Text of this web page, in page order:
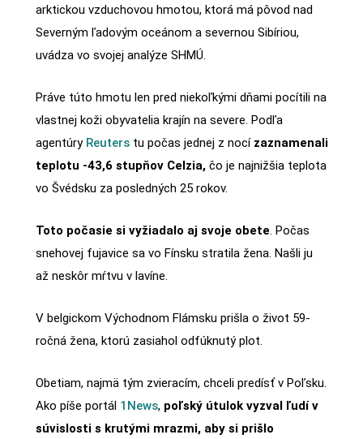
arktickou vzduchovou hmotou, ktorá má pôvod nad
Severným ľadovým oceánom a severnou Sibíriou,
uvádza vo svojej analýze SHMÚ.
Práve túto hmotu len pred niekoľkými dňami pocítili na
vlastnej koži obyvatelia krajín na severe. Podľa
agentúry Reuterstu počas jednej z nocí zaznamenali
teplotu -43,6 stupňov Celzia,čo je najnižšia teplota
vo Švédsku za posledných 25 rokov.
Toto počasie si vyžiadalo aj svoje obete. Počas
snehovej fujavice sa vo Fínsku stratila žena. Našli ju
až neskôr mŕtvu v lavíne.
V belgickom Východnom Flámsku prišla o život 59-
ročná žena, ktorú zasiahol odfúknutý plot.
Obetiam, najmä tým zvieracím, chceli predísť v Poľsku.
Ako píše portál 1News, poľský útulok vyzval ľudí v
súvislosti s krutými mrazmi, aby si prišlo